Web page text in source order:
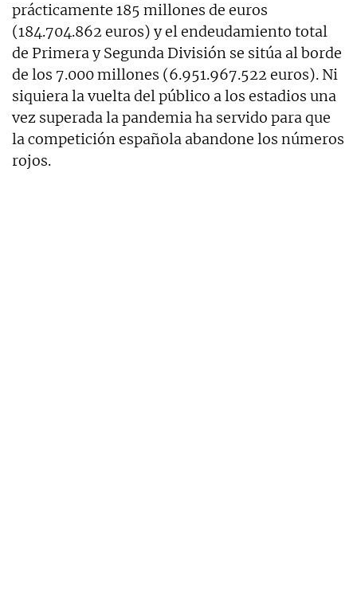
prácticamente 185 millones de euros
(184.704.862 euros) y el endeudamiento total
de Primera y Segunda División se sitúa al borde
de los 7.000 millones (6.951.967.522 euros). Ni
siquiera la vuelta del público a los estadios una
vez superada la pandemia ha servido para que
la competición española abandone los números
rojos.